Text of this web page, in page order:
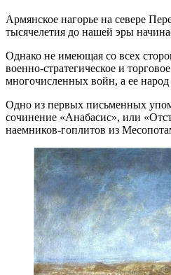
Армянское нагорье на севере
тысячелетия до нашей эры
Однако не имеющая со всех
военно-стратегическое и
многочисленных войн, а ее
Одно из первых письменных
сочинение «Анабасис», или
наемников-гоплитов из